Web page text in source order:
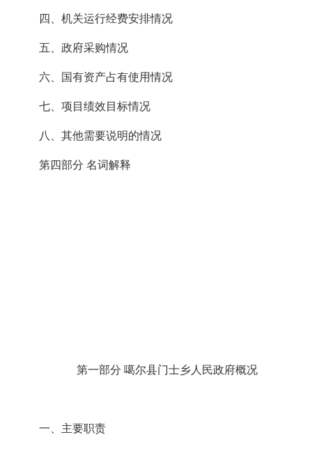
四、机关运行经费安排情况
五、政府采购情况
六、国有资产占有使用情况
七、项目绩效目标情况
八、其他需要说明的情况
第四部分名词解释
第一部分 噶尔县门士乡人民政府概况
一、主要职责